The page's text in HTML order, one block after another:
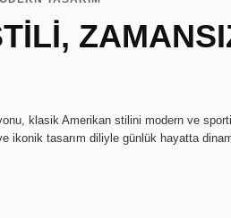
klasik Amerikan stilini modern ve
ikonik tasarım diliyle günlük hayatta